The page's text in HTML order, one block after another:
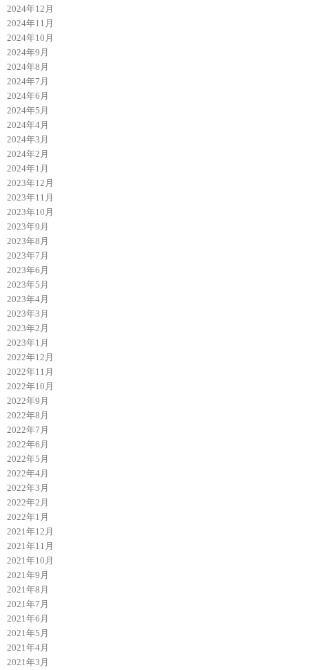
2024年12月
2024年11月
2024年10月
2024年9月
2024年8月
2024年7月
2024年6月
2024年5月
2024年4月
2024年3月
2024年2月
2024年1月
2023年12月
2023年11月
2023年10月
2023年9月
2023年8月
2023年7月
2023年6月
2023年5月
2023年4月
2023年3月
2023年2月
2023年1月
2022年12月
2022年11月
2022年10月
2022年9月
2022年8月
2022年7月
2022年6月
2022年5月
2022年4月
2022年3月
2022年2月
2022年1月
2021年12月
2021年11月
2021年10月
2021年9月
2021年8月
2021年7月
2021年6月
2021年5月
2021年4月
2021年3月